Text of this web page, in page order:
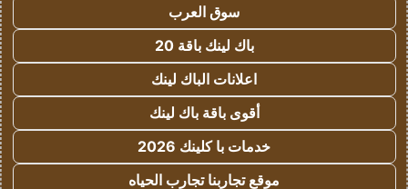
سوق العرب
باك لينك باقة 20
اعلانات الباك لينك
أقوى باقة باك لينك
خدمات با كلينك 2026
موقع تجاربنا تجارب الحياه